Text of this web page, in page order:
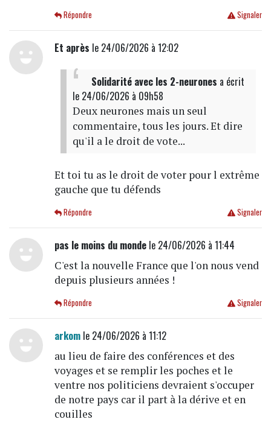
Signaler
Répondre
Et après le 24/06/2026 à 12:02
Solidarité avec les 2-neurones a écrit
le 24/06/2026 à 09h58
Deux neurones mais un seul
commentaire, tous les jours. Et dire
qu'il a le droit de vote...
Et toi tu as le droit de voter pour l extrême
gauche que tu défends
Signaler
Répondre
pas le moins du mondele 24/06/2026 à 11:44
C'est la nouvelle France que l'on nous vend
depuis plusieurs années !
Signaler
Répondre
arkomle 24/06/2026 à 11:12
au lieu de faire des conférences et des
voyages et se remplir les poches et le
ventre nos politiciens devraient s'occuper
de notre pays car il part à la dérive et en
couilles